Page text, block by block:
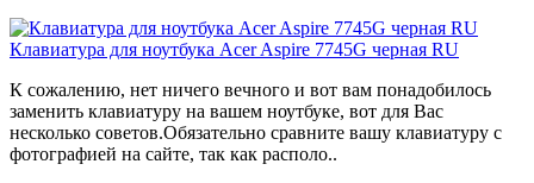
Клавиатура для ноутбука Acer Aspire 7745G черная RU
К сожалению, нет ничего вечного и вот вам понадобилось
заменить клавиатуру на вашем ноутбуке, вот для Вас
несколько советов.Обязательно сравните вашу клавиатуру с
фотографией на сайте, так как располо..